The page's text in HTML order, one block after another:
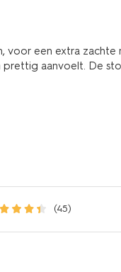
voor een extra zachte
aanvoelt. De
(45)